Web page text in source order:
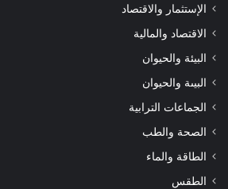
الإستثمار والاقتصاد
الاقتصاد والمالية
البيئة والحيوان
البيىة والحيوان
الجماعات الترابية
الصحة والطب
الطاقة والماء
الطقس